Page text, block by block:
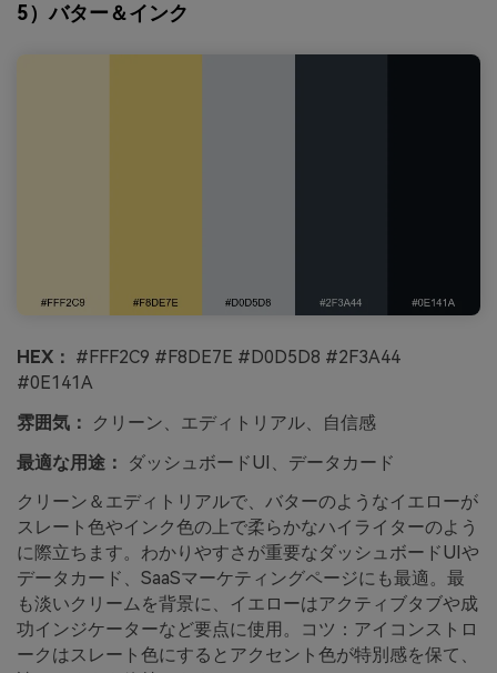
5）バター＆インク
HEX： #FFF2C9 #F8DE7E #D0D5D8 #2F3A44
#0E141A
雰囲気：
クリーン、エディトリアル、自信感
最適な用途：
ダッシュボードUI、データカード
クリーン＆エディトリアルで、バターのようなイエローが
スレート色やインク色の上で柔らかなハイライターのよう
に際立ちます。わかりやすさが重要なダッシュボードUIや
データカード、SaaSマーケティングページにも最適。最
も淡いクリームを背景に、イエローはアクティブタブや成
功インジケーターなど要点に使用。コツ：アイコンストロ
ークはスレート色にするとアクセント色が特別感を保て、